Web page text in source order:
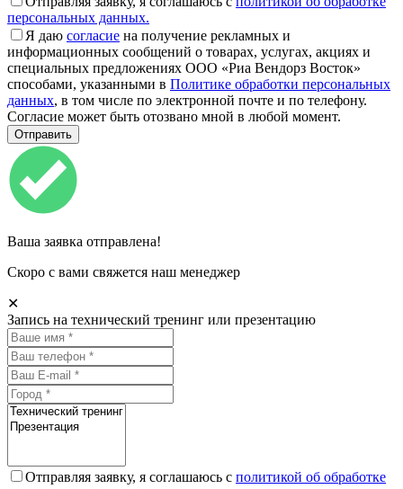
персональных данных.
Я даю согласие на получение рекламных и
информационных сообщений о товарах, услугах, акциях и
специальных предложениях ООО «Риа Вендорз Восток»
способами, указанными в Политике обработки персональных
данных, в том числе по электронной почте и по телефону.
Согласие может быть отозвано мной в любой момент.
Ваша заявка отправлена!
Скоро с вами свяжется наш менеджер
✕
Запись на технический тренинг или презентацию
Отправляя заявку, я соглашаюсь с политикой об обработке